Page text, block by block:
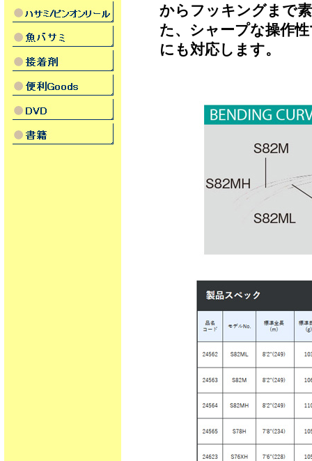
からフッキングまで
た、シャープな操作
にも対応します。